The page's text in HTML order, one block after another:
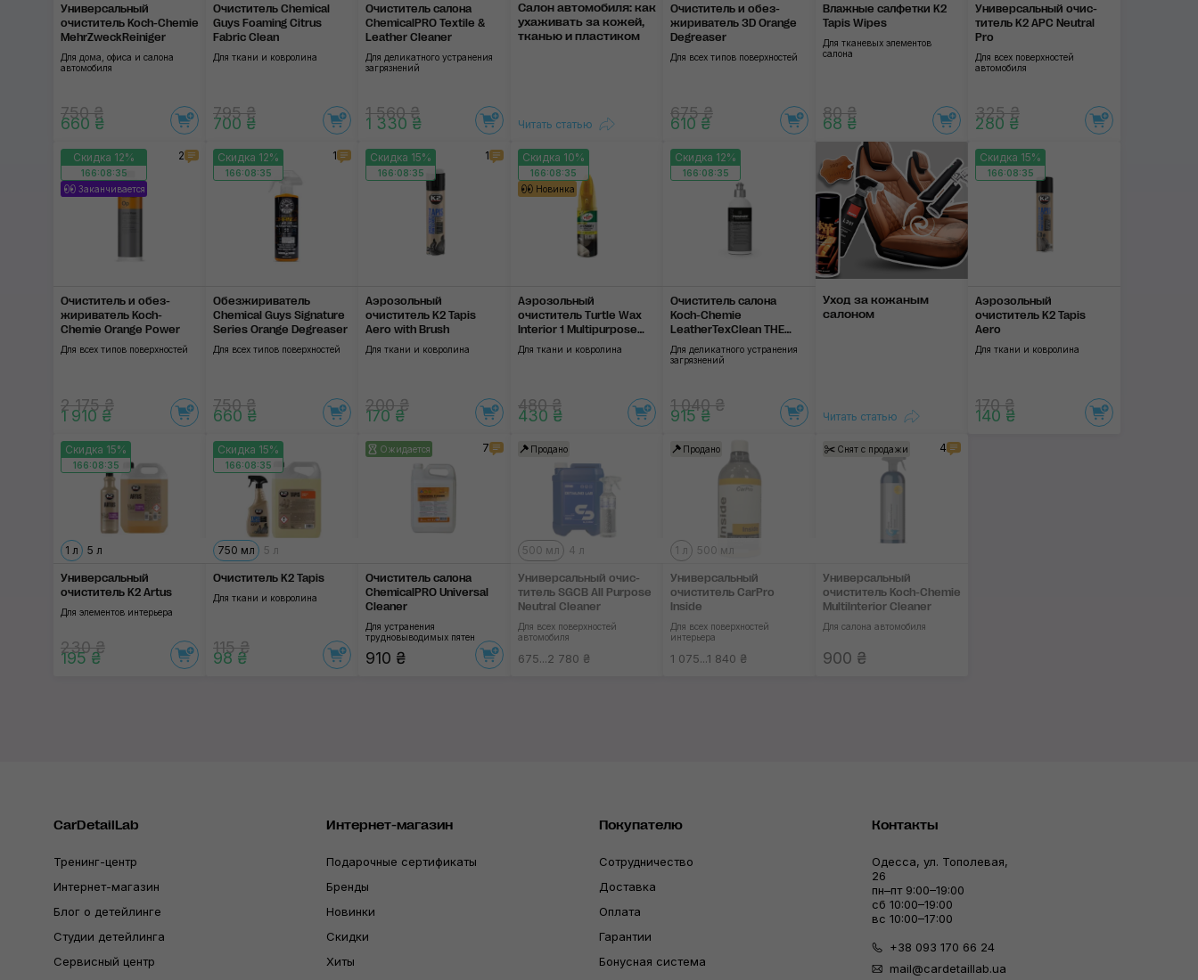
Резиновые коврики
3D
Универсальный
очиститель Koch-Chemie
MehrZweckReiniger
Для дома, офиса и салона
автомобиля
750 ₴
660 ₴
Очиститель Chemical
Guys Foaming Citrus
Fabric Clean
Для ткани и ковролина
795 ₴
700 ₴
Очиститель салона
ChemicalPRO Textile &
Leather Cleaner
Для деликатного устранения
загрязнений
1 560 ₴
1 330 ₴
Салон автомобиля: как
уха­жи­вать за ко­жей,
тка­нью и пла­сти­ком
Читать статью
Очиститель и обез­
жириватель 3D Orange
Degreaser
Для всех типов поверхностей
675 ₴
610 ₴
Влажные салфетки K2
Tapis Wipes
Для тканевых элементов
салона
80 ₴
68 ₴
Универсальный очис­
титель K2 APC Neutral
Pro
Для всех поверхностей
автомобиля
325 ₴
280 ₴
Скидка 12%
166:08:35
Заканчивается
2
Очиститель и обез­
жириватель Koch-
Chemie Orange Power
Для всех типов поверхностей
2 175 ₴
1 910 ₴
Скидка 12%
166:08:35
1
Обезжириватель
Chemical Guys Signature
Series Orange Degreaser
Для всех типов поверхностей
750 ₴
660 ₴
Скидка 15%
166:08:35
1
Аэрозольный
очиститель K2 Tapis
Aero with Brush
Для ткани и ковролина
200 ₴
170 ₴
Скидка 10%
166:08:35
Новинка
Аэрозольный
очиститель Turtle Wax
Interior 1 Multipurpose
Cleaner & Stain Remover
Для ткани и ковролина
480 ₴
430 ₴
Скидка 12%
166:08:35
Очиститель салона
Koch-Chemie
LeatherTexClean THE
FINISHER 500 ml
Для деликатного устранения
загрязнений
1 040 ₴
915 ₴
Уход за кожаным
салоном
Читать статью
Скидка 15%
166:08:35
Аэрозольный
очиститель K2 Tapis
Aero
Для ткани и ковролина
170 ₴
140 ₴
Скидка 15%
166:08:35
1 л 5 л
Универсальный
очиститель K2 Artus
Для элементов интерьера
230 ₴
195 ₴
Скидка 15%
166:08:35
750 мл 5 л
Очиститель K2 Tapis
Для ткани и ковролина
115 ₴
98 ₴
Ожидается 7
Очиститель салона
ChemicalPRO Universal
Cleaner
Для устранения
трудновыводимых пятен
910 ₴
Продано
500 мл 4 л
Универсальный очис­
титель SGCB All Pur­pose
Neutral Cleaner
Для всех поверхностей
автомобиля
675...2 780 ₴
Продано
1 л 500 мл
Универсальный
очиститель CarPro
Inside
Для всех поверхностей
интерьера
1 075...1 840 ₴
Снят с продажи 4
Универсальный
очиститель Koch-Chemie
Multilnterior Cleaner
Для салона автомобиля
900 ₴
CarDetailLab
Тренинг-центр
Интернет-магазин
Блог о детейлинге
Студии детейлинга
Сервисный центр
Интернет-магазин
Подарочные сертификаты
Бренды
Новинки
Скидки
Хиты
Покупателю
Сотрудничество
Доставка
Оплата
Гарантии
Бонусная система
Контакты
Одесса, ул. Тополевая,
26
пн–пт 9:00–19:00
сб 10:00–19:00
вс 10:00–17:00
+38 093 170 66 24
mail@cardetaillab.ua